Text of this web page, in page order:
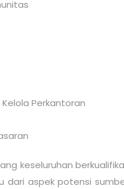
Perkantoran
keseluruhan
dari aspek potensi